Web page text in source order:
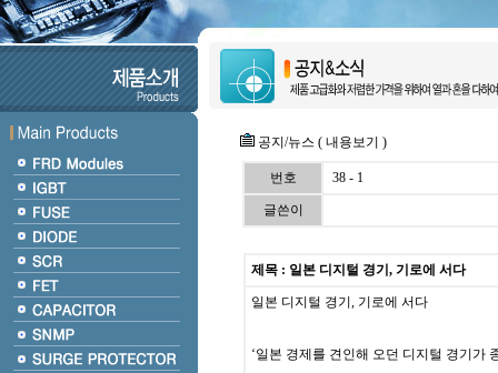
공지/뉴스 ( 내용보기 )
번호 38 - 1
글쓴이
제목 : 일본 디지털 경기, 기로에 서다
일본 디지털 경기, 기로에 서다
‘일본 경제를 견인해 오던 디지털 경기가